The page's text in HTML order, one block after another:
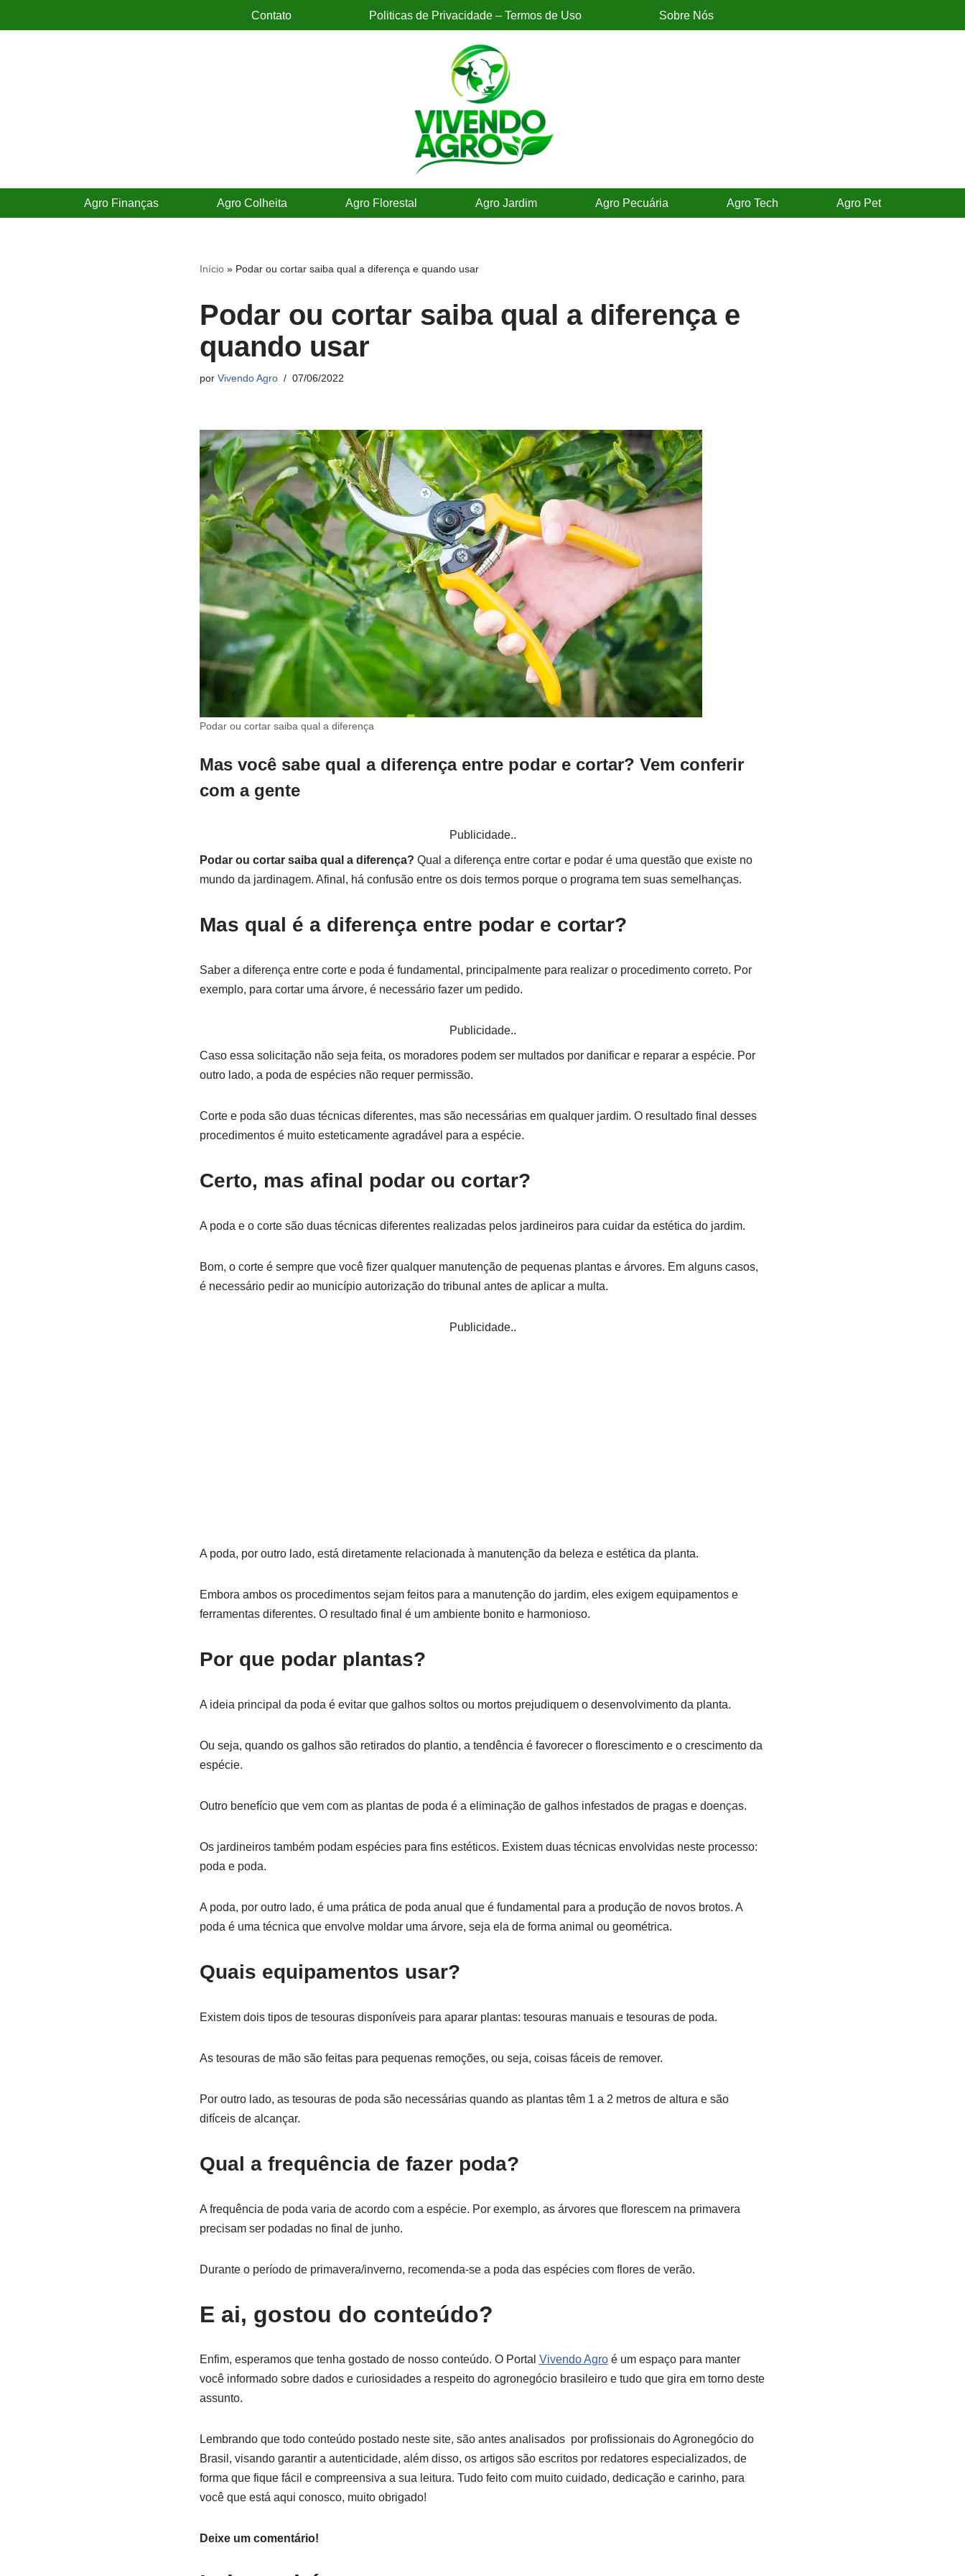
Contato Politicas de Privacidade – Termos de Uso Sobre Nós
Agro Finanças Agro Colheita Agro Florestal Agro Jardim Agro Pecuária Agro Tech Agro Pet
Início» Podar ou cortar saiba qual a diferença e quando usar
Podar ou cortar saiba qual a diferença e
quando usar
por Vivendo Agro 07/06/2022
Podar ou cortar saiba qual a diferença
Mas você sabe qual a diferença entre podar e cortar? Vem conferir
com a gente
Publicidade..
Podar ou cortar saiba qual a diferença? Qual a diferença entre cortar e podar é uma questão que existe no
mundo da jardinagem. Afinal, há confusão entre os dois termos porque o programa tem suas semelhanças.
Mas qual é a diferença entre podar e cortar?
Saber a diferença entre corte e poda é fundamental, principalmente para realizar o procedimento correto. Por
exemplo, para cortar uma árvore, é necessário fazer um pedido.
Publicidade..
Caso essa solicitação não seja feita, os moradores podem ser multados por danificar e reparar a espécie. Por
outro lado, a poda de espécies não requer permissão.
Corte e poda são duas técnicas diferentes, mas são necessárias em qualquer jardim. O resultado final desses
procedimentos é muito esteticamente agradável para a espécie.
Certo, mas afinal podar ou cortar?
A poda e o corte são duas técnicas diferentes realizadas pelos jardineiros para cuidar da estética do jardim.
Bom, o corte é sempre que você fizer qualquer manutenção de pequenas plantas e árvores. Em alguns casos,
é necessário pedir ao município autorização do tribunal antes de aplicar a multa.
Publicidade..
A poda, por outro lado, está diretamente relacionada à manutenção da beleza e estética da planta.
Embora ambos os procedimentos sejam feitos para a manutenção do jardim, eles exigem equipamentos e
ferramentas diferentes. O resultado final é um ambiente bonito e harmonioso.
Por que podar plantas?
A ideia principal da poda é evitar que galhos soltos ou mortos prejudiquem o desenvolvimento da planta.
Ou seja, quando os galhos são retirados do plantio, a tendência é favorecer o florescimento e o crescimento da
espécie.
Outro benefício que vem com as plantas de poda é a eliminação de galhos infestados de pragas e doenças.
Os jardineiros também podam espécies para fins estéticos. Existem duas técnicas envolvidas neste processo:
poda e poda.
A poda, por outro lado, é uma prática de poda anual que é fundamental para a produção de novos brotos. A
poda é uma técnica que envolve moldar uma árvore, seja ela de forma animal ou geométrica.
Quais equipamentos usar?
Existem dois tipos de tesouras disponíveis para aparar plantas: tesouras manuais e tesouras de poda.
As tesouras de mão são feitas para pequenas remoções, ou seja, coisas fáceis de remover.
Por outro lado, as tesouras de poda são necessárias quando as plantas têm 1 a 2 metros de altura e são
difíceis de alcançar.
Qual a frequência de fazer poda?
A frequência de poda varia de acordo com a espécie. Por exemplo, as árvores que florescem na primavera
precisam ser podadas no final de junho.
Durante o período de primavera/inverno, recomenda-se a poda das espécies com flores de verão.
E ai, gostou do conteúdo?
Enfim, esperamos que tenha gostado de nosso conteúdo. O Portal Vivendo Agroé um espaço para manter
você informado sobre dados e curiosidades a respeito do agronegócio brasileiro e tudo que gira em torno deste
assunto.
Lembrando que todo conteúdo postado neste site, são antes analisados por profissionais do Agronegócio do
Brasil, visando garantir a autenticidade, além disso, os artigos são escritos por redatores especializados, de
forma que fique fácil e compreensiva a sua leitura. Tudo feito com muito cuidado, dedicação e carinho, para
você que está aqui conosco, muito obrigado!
Deixe um comentário!